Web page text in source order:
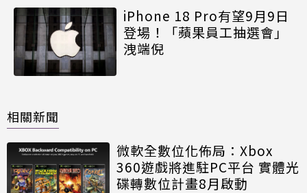
iPhone 18 Pro有望9月9日
登場！「蘋果員工抽選會」
洩端倪
相關新聞
微軟全數位化佈局：Xbox
360遊戲將進駐PC平台 實體光
碟轉數位計畫8月啟動